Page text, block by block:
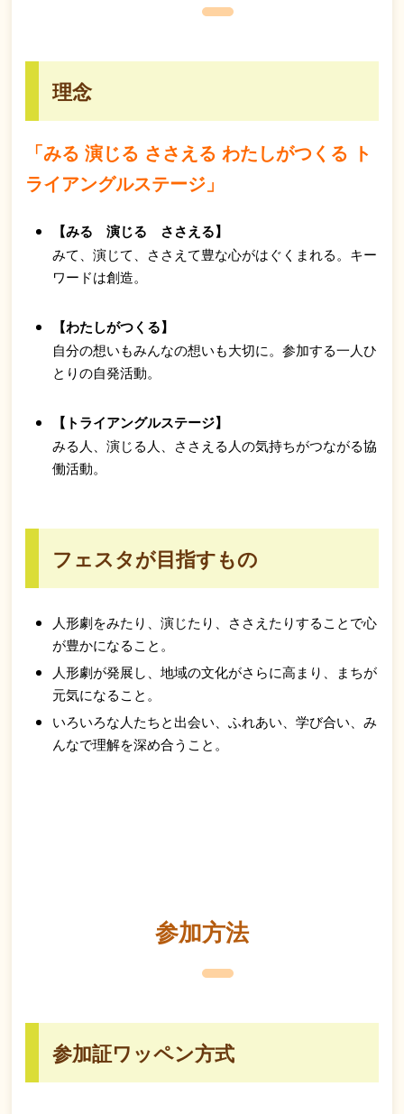
理念
「みる 演じる ささえる わたしがつくる ト
ライアングルステージ」
【みる 演じる ささえる】
みて、演じて、ささえて豊な心がはぐくまれる。キー
ワードは創造。
【わたしがつくる】
自分の想いもみんなの想いも大切に。参加する一人ひ
とりの自発活動。
【トライアングルステージ】
みる人、演じる人、ささえる人の気持ちがつながる協
働活動。
フェスタが目指すもの
人形劇をみたり、演じたり、ささえたりすることで心
が豊かになること。
人形劇が発展し、地域の文化がさらに高まり、まちが
元気になること。
いろいろな人たちと出会い、ふれあい、学び合い、み
んなで理解を深め合うこと。
参加方法
参加証ワッペン方式